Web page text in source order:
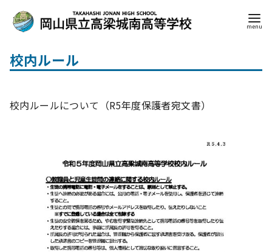
校内ルール
校内ルールについて（R5年度保護者宛文書）